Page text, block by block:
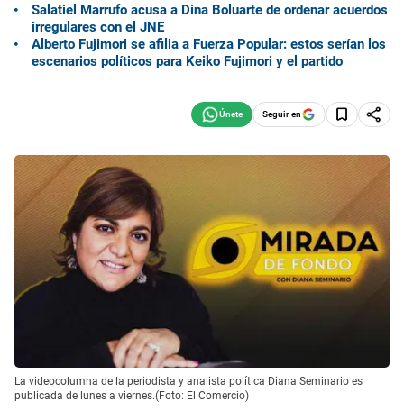
Salatiel Marrufo acusa a Dina Boluarte de ordenar acuerdos
irregulares con el JNE
Alberto Fujimori se afilia a Fuerza Popular: estos serían los
escenarios políticos para Keiko Fujimori y el partido
Seguir en
La videocolumna de la periodista y analista política Diana Seminario es
publicada de lunes a viernes.(Foto: El Comercio)